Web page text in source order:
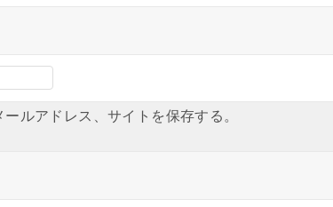
ルアドレス、サイトを保存する。